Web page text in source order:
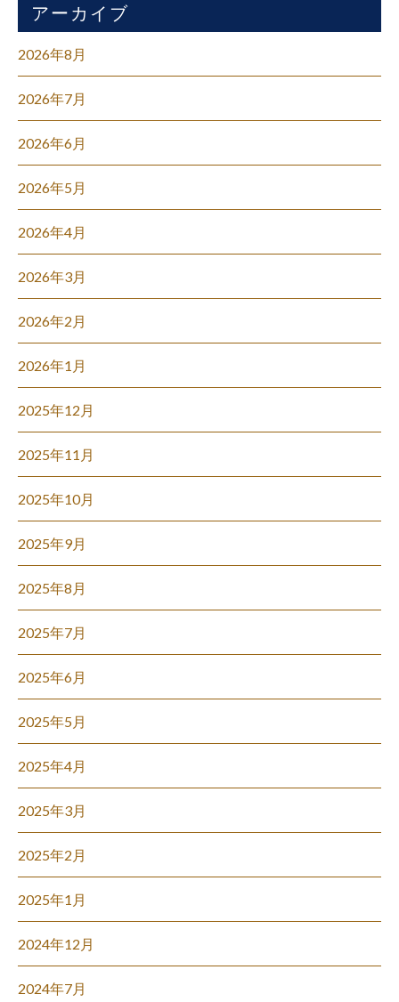
アーカイブ
2026年8月
2026年7月
2026年6月
2026年5月
2026年4月
2026年3月
2026年2月
2026年1月
2025年12月
2025年11月
2025年10月
2025年9月
2025年8月
2025年7月
2025年6月
2025年5月
2025年4月
2025年3月
2025年2月
2025年1月
2024年12月
2024年7月